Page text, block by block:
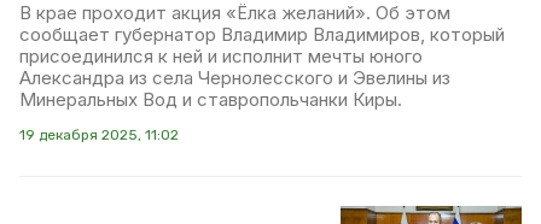
В крае проходит акция «Ёлка желаний». Об этом
сообщает губернатор Владимир Владимиров, который
присоединился к ней и исполнит мечты юного
Александра из села Чернолесского и Эвелины из
Минеральных Вод и ставропольчанки Киры.
19 декабря 2025, 11:02